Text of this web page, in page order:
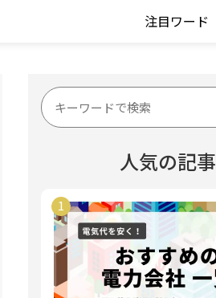
注目ワード
人気の記事